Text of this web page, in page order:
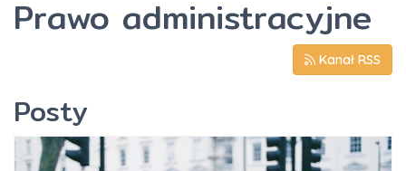
Prawo administracyjne
Kanał RSS
Posty